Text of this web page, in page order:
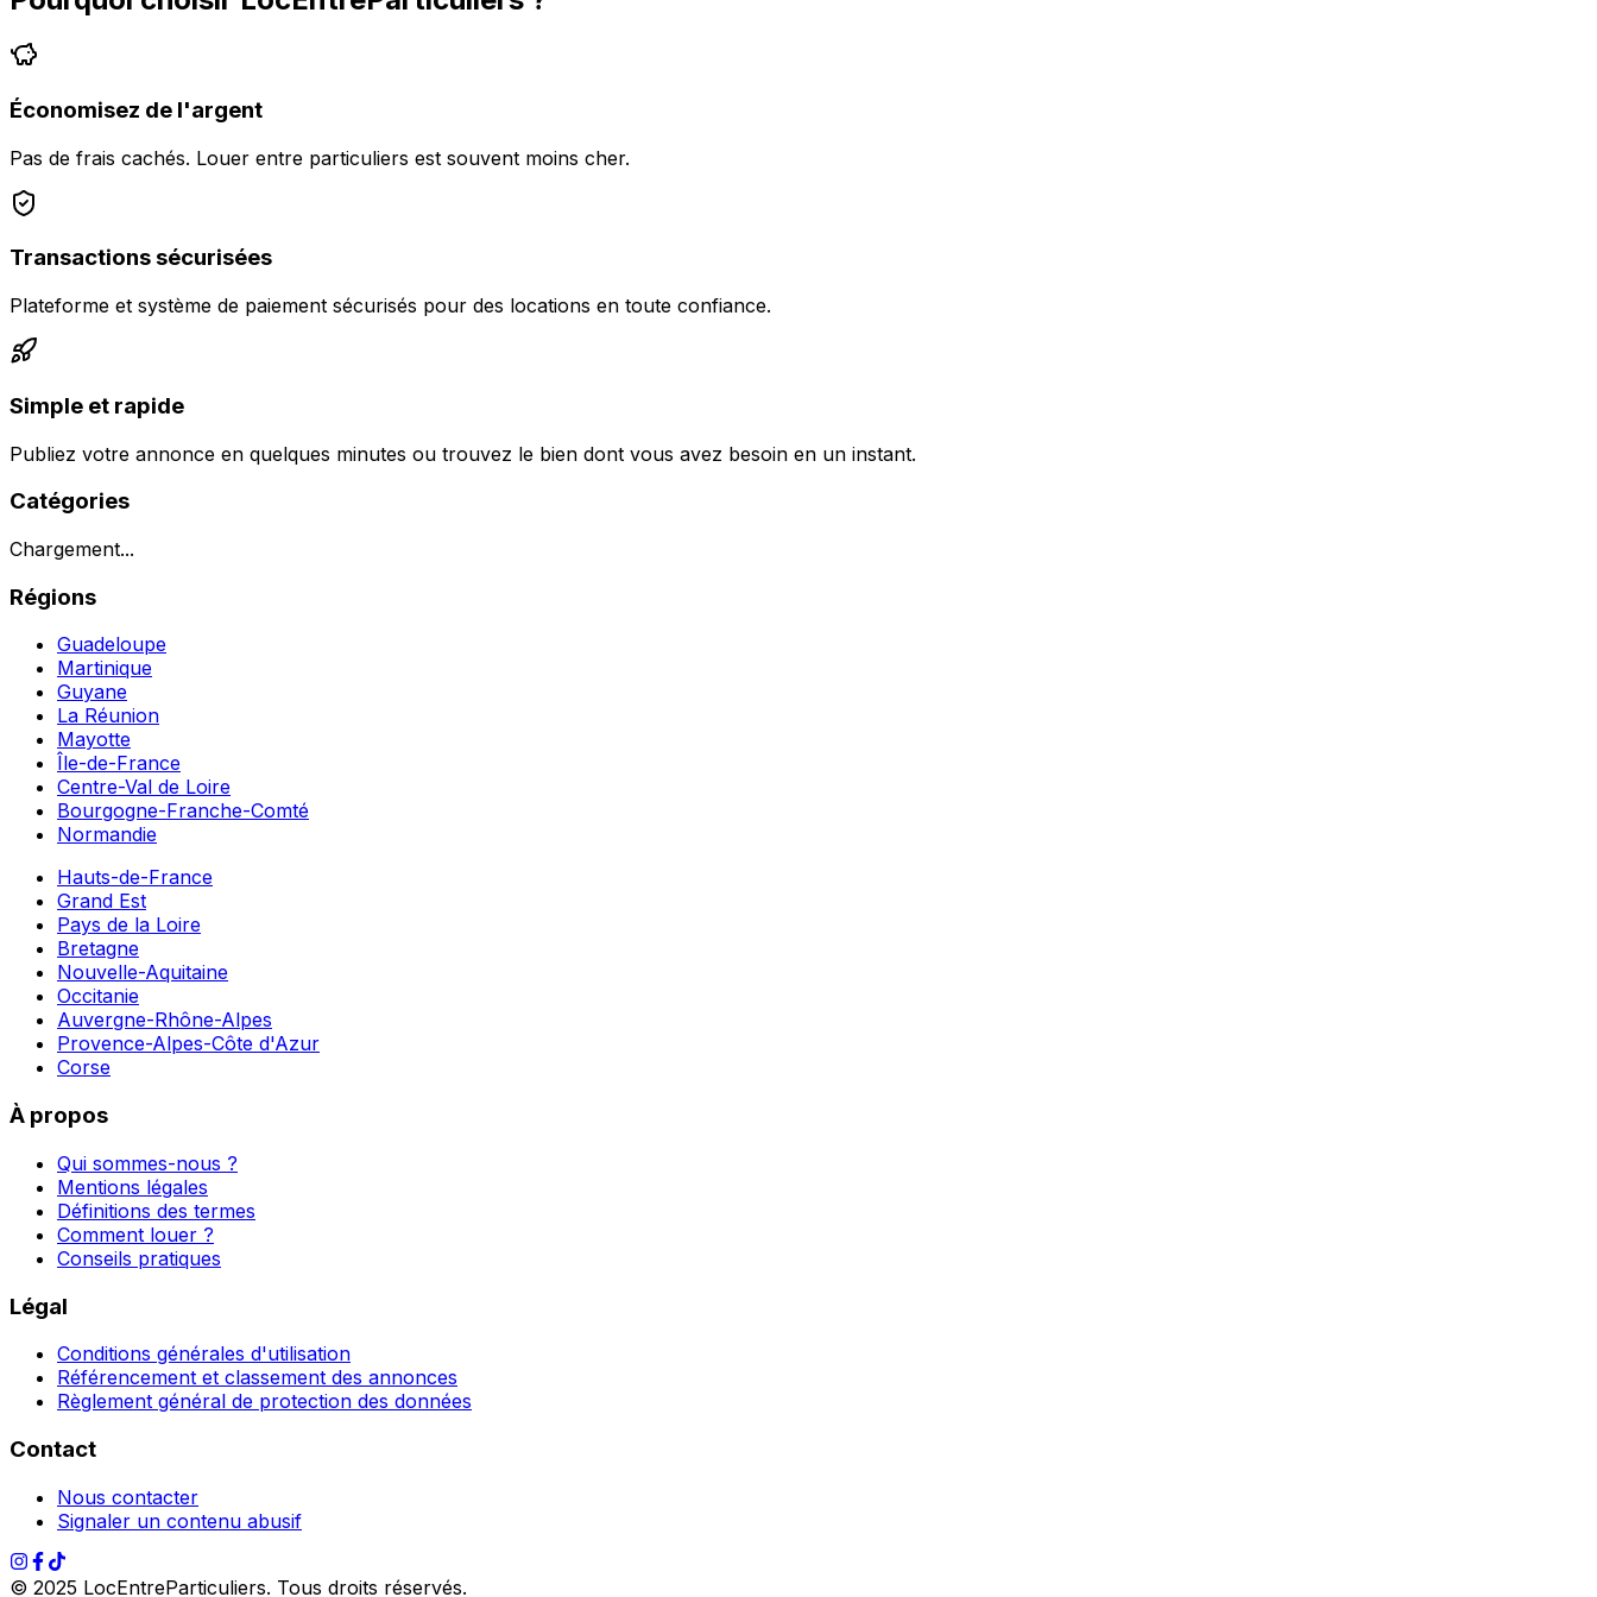
Économisez de l'argent
Pas de frais cachés. Louer entre particuliers est souvent moins cher.
Transactions sécurisées
Plateforme et système de paiement sécurisés pour des locations en toute confiance.
Simple et rapide
Publiez votre annonce en quelques minutes ou trouvez le bien dont vous avez besoin en un instant.
Catégories
Chargement...
Régions
Guadeloupe
Martinique
Guyane
La Réunion
Mayotte
Île-de-France
Centre-Val de Loire
Bourgogne-Franche-Comté
Normandie
Hauts-de-France
Grand Est
Pays de la Loire
Bretagne
Nouvelle-Aquitaine
Occitanie
Auvergne-Rhône-Alpes
Provence-Alpes-Côte d'Azur
Corse
À propos
Qui sommes-nous ?
Mentions légales
Définitions des termes
Comment louer ?
Conseils pratiques
Légal
Conditions générales d'utilisation
Référencement et classement des annonces
Règlement général de protection des données
Contact
Nous contacter
Signaler un contenu abusif
© 2025 LocEntreParticuliers. Tous droits réservés.